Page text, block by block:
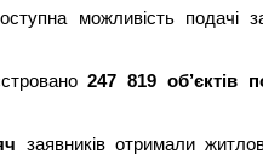
можливість подачі
247 819 об’єктів
заявників отримали